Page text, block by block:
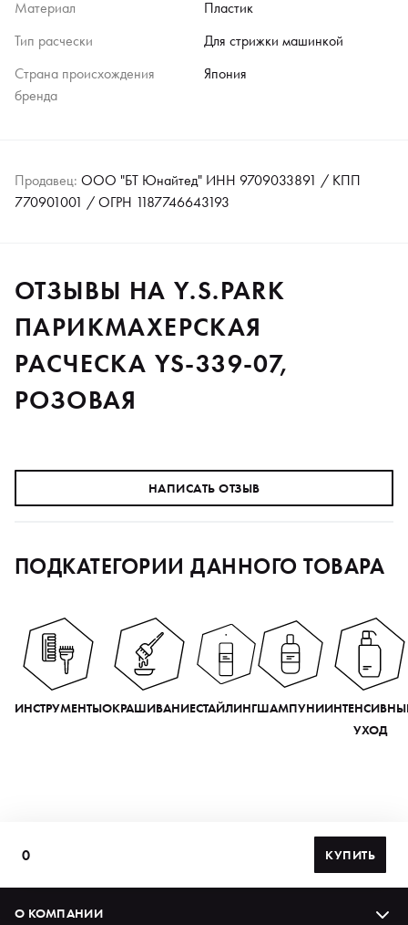
Материал
Пластик
Тип расчески
Для стрижки машинкой
Страна происхождения
бренда
Япония
Продавец: ООО "БТ Юнайтед" ИНН 9709033891 / КПП
770901001 / ОГРН 1187746643193
ОТЗЫВЫ НА Y.S.PARK
ПАРИКМАХЕРСКАЯ
РАСЧЕСКА YS-339-07,
РОЗОВАЯ
НАПИСАТЬ ОТЗЫВ
ПОДКАТЕГОРИИ ДАННОГО ТОВАРА
ИНСТРУМЕНТЫОКРАШИВАНИЕСТАЙЛИНГШАМПУНИ
УХОД
0 КУПИТЬ
О КОМПАНИИ